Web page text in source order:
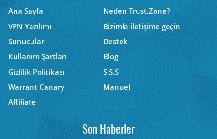
Ana Sayfa
Neden Trust.Zone?
VPN Yazılımı
Bizimle iletişime geçin
Sunucular
Destek
Kullanım Şartları
Blog
Gizlilik Politikası
S.S.S
Warrant Canary
Manuel
Affiliate
Son Haberler